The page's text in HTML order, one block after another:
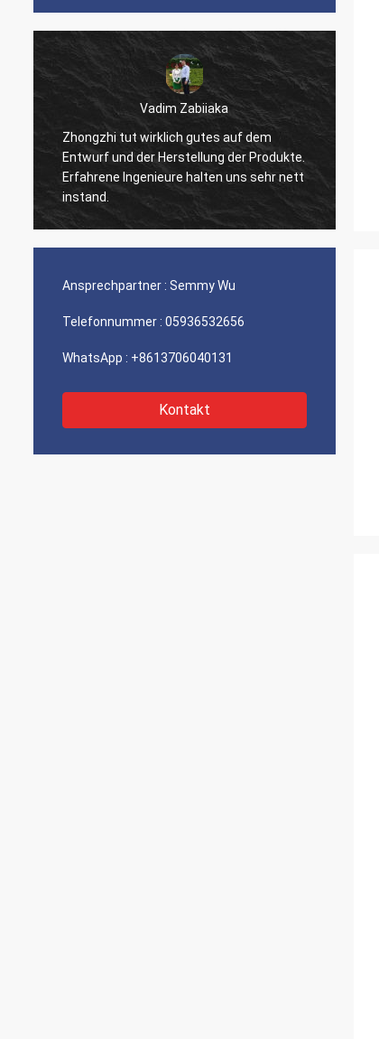
Vadim Zabiiaka
Zhongzhi tut wirklich gutes auf dem
Entwurf und der Herstellung der Produkte.
Erfahrene Ingenieure halten uns sehr nett
instand.
Ansprechpartner : Semmy Wu
Telefonnummer : 05936532656
WhatsApp : +8613706040131
Kontakt